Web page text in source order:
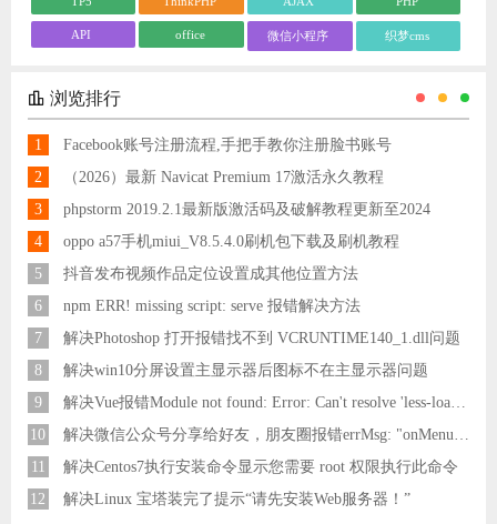
API office 微信小程序 织梦cms
浏览排行
1
Facebook账号注册流程,手把手教你注册脸书账号
2
（2026）最新 Navicat Premium 17激活永久教程
3
phpstorm 2019.2.1最新版激活码及破解教程更新至2024
4
oppo a57手机miui_V8.5.4.0刷机包下载及刷机教程
5
抖音发布视频作品定位设置成其他位置方法
6
npm ERR! missing script: serve 报错解决方法
7
解决Photoshop 打开报错找不到 VCRUNTIME140_1.dll问题
8
解决win10分屏设置主显示器后图标不在主显示器问题
9
解决Vue报错Module not found: Error: Can't resolve 'less-loader' in 'C:\Users\Hm\Desktop\vue\vue_shop'问题
10
解决微信公众号分享给好友，朋友圈报错errMsg: "onMenuShareAppMessage:fail, the permission value is offline verifying"
11
解决Centos7执行安装命令显示您需要 root 权限执行此命令
12
解决Linux 宝塔装完了提示“请先安装Web服务器！”